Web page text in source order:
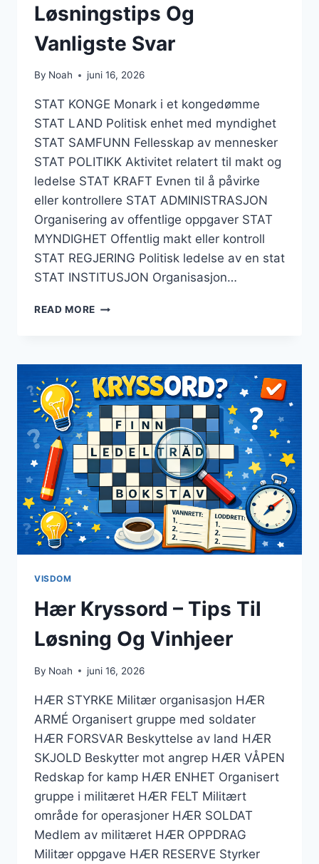
Løsningstips Og
Vanligste Svar
By Noah juni 16, 2026
STAT KONGE Monark i et kongedømme
STAT LAND Politisk enhet med myndighet
STAT SAMFUNN Fellesskap av mennesker
STAT POLITIKK Aktivitet relatert til makt og
ledelse STAT KRAFT Evnen til å påvirke
eller kontrollere STAT ADMINISTRASJON
Organisering av offentlige oppgaver STAT
MYNDIGHET Offentlig makt eller kontroll
STAT REGJERING Politisk ledelse av en stat
STAT INSTITUSJON Organisasjon…
READ MORE STAT
OG
VANLIGSTE
SVAR
VISDOM
Hær Kryssord – Tips Til
Løsning Og Vinhjeer
By Noah juni 16, 2026
HÆR STYRKE Militær organisasjon HÆR
ARMÉ Organisert gruppe med soldater
HÆR FORSVAR Beskyttelse av land HÆR
SKJOLD Beskytter mot angrep HÆR VÅPEN
Redskap for kamp HÆR ENHET Organisert
gruppe i militæret HÆR FELT Militært
område for operasjoner HÆR SOLDAT
Medlem av militæret HÆR OPPDRAG
Militær oppgave HÆR RESERVE Styrker